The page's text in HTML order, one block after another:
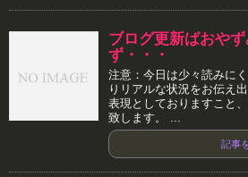
ブログ更新ばおや
ず・・・
注意：今日は少々読みに
りリアルな状況をお伝え
表現としておりますこと
致します。 ...
記事